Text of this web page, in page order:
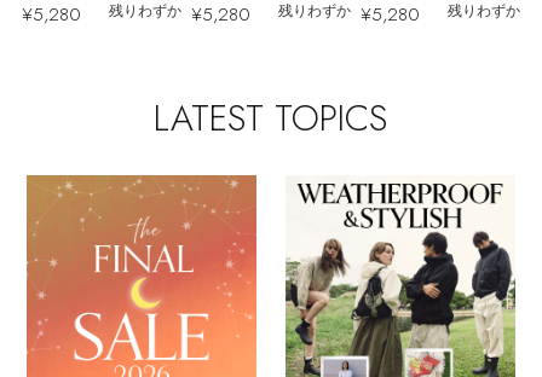
Stay in the Loop
¥5,280
残りわずか ¥5,280
残りわずか ¥5,280
残りわずか
LATEST TOPICS